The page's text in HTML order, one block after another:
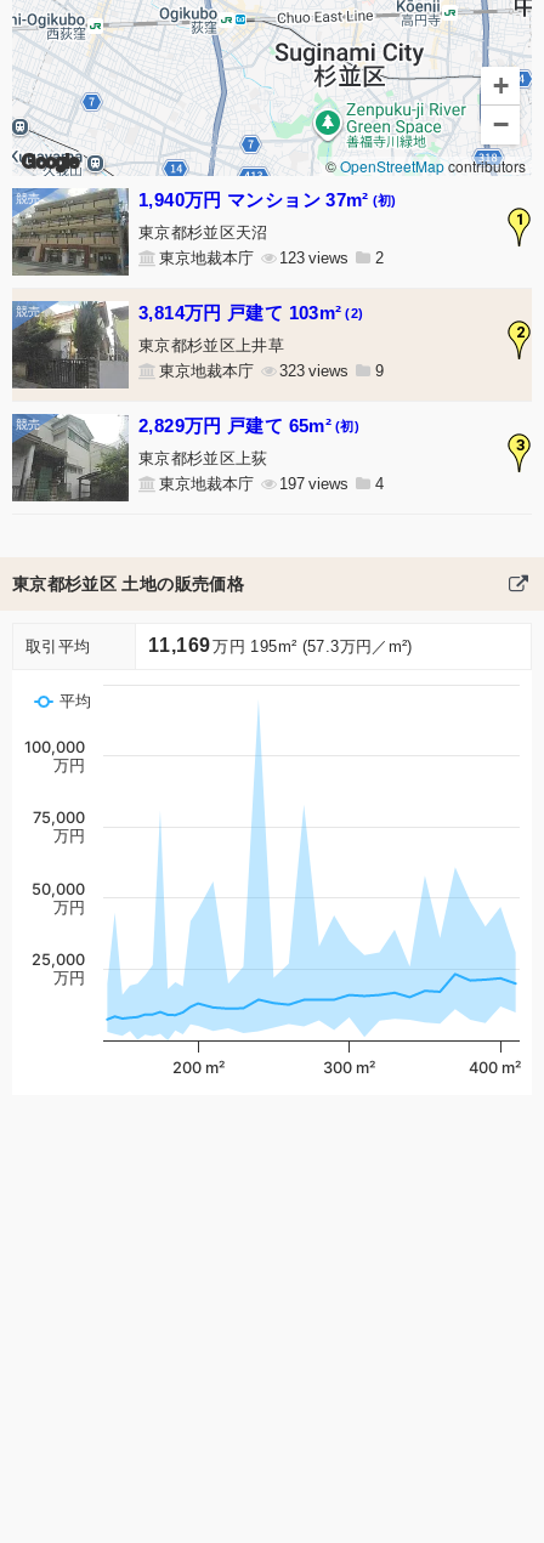
Google
+
−
©OpenStreetMapcontributors
1
1,940万円 マンション 37m² (初)
東京都杉並区天沼
東京地裁本庁
123 2
2
3,814万円 戸建て 103m² (2)
東京都杉並区上井草
東京地裁本庁
323 9
3
2,829万円 戸建て 65m² (初)
東京都杉並区上荻
東京地裁本庁
197 4
東京都杉並区 土地の販売価格
取引平均 11,169万円 195m² (57.3万円／m²)
平均
200 m² 300 m² 400 m²
25,000
万円
50,000
万円
75,000
万円
100,000
万円